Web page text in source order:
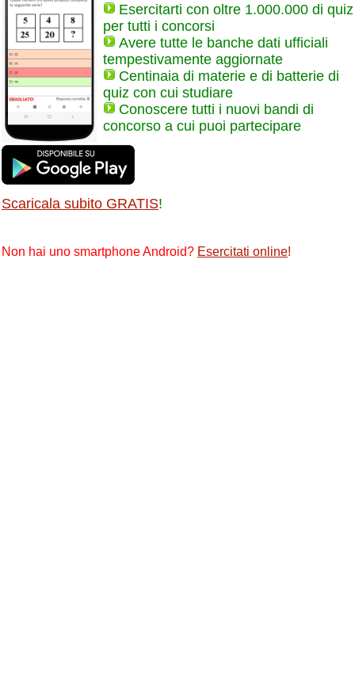
Esercitarti con oltre 1.000.000 di quiz
per tutti i concorsi
Avere tutte le banche dati ufficiali
tempestivamente aggiornate
Centinaia di materie e di batterie di
quiz con cui studiare
Conoscere tutti i nuovi bandi di
concorso a cui puoi partecipare
Scaricala subito GRATIS!
Non hai uno smartphone Android? Esercitati online!